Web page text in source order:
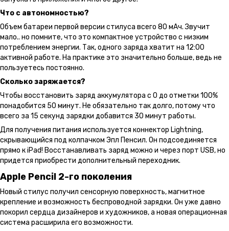
Что с автономностью?
Объем батареи первой версии стилуса всего 80 мАч. Звучит
мало.. но помните, что это компактное устройство с низким
потреблением энергии. Так, одного заряда хватит на 12:00
активной работе. На практике это значительно больше, ведь не
пользуетесь постоянно.
Сколько заряжается?
Чтобы восстановить заряд аккумулятора с 0 до отметки 100%
понадобится 50 минут. Не обязательно так долго, потому что
всего за 15 секунд зарядки добавится 30 минут работы.
Для получения питания используется коннектор Lightning,
скрывающийся под колпачком Эпл Пенсил. Он подсоединяется
прямо к iPad! Восстанавливать заряд можно и через порт USB, но
придется приобрести дополнительный переходник.
Apple Pencil 2-го поколения
Новый стилус получил сенсорную поверхность, магнитное
крепление и возможность беспроводной зарядки. Он уже давно
покорил сердца дизайнеров и художников, а новая операционная
система расширила его возможности.